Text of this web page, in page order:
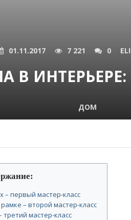
01.11.2017 7 221 0
В
ДОМ
– первый мастер-класс
– второй мастер-класс
мастер-класс